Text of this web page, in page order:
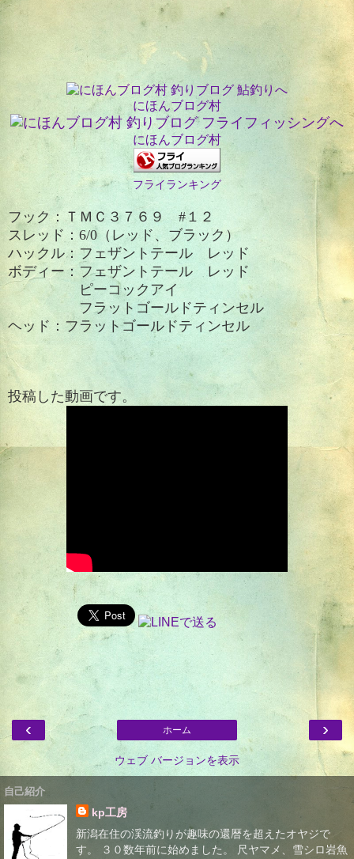
にほんブログ村
にほんブログ村
フライランキング
フック：ＴＭＣ３７６９ #１２
スレッド：6/0（レッド、ブラック）
ハックル：フェザントテール レッド
ボディー： フェザントテール レッド
ピーコックアイ
フラットゴールドティンセル
ヘッド： フラットゴールドティンセル
投稿した動画です。
‹ ›
ホーム
ウェブ バージョンを表示
自己紹介
kp工房
新潟在住の渓流釣りが趣味の還暦を超えたオヤジで
す。 ３０数年前に始めました。 尺ヤマメ、雪シロ岩魚